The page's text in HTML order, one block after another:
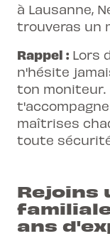
à Lausanne,
trouveras un
Rappel : Lors
n'hésite
ton moniteur.
maîtrises
toute
Rejoins
ans